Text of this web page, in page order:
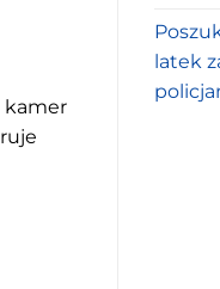
kamer
latek